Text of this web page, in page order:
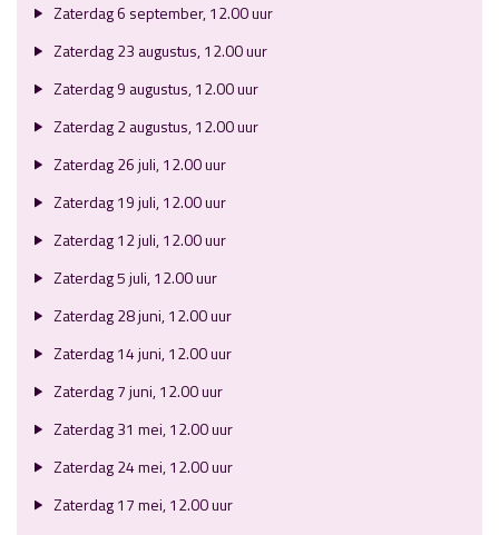
Zaterdag 6 september, 12.00 uur
Zaterdag 23 augustus, 12.00 uur
Zaterdag 9 augustus, 12.00 uur
Zaterdag 2 augustus, 12.00 uur
Zaterdag 26 juli, 12.00 uur
Zaterdag 19 juli, 12.00 uur
Zaterdag 12 juli, 12.00 uur
Zaterdag 5 juli, 12.00 uur
Zaterdag 28 juni, 12.00 uur
Zaterdag 14 juni, 12.00 uur
Zaterdag 7 juni, 12.00 uur
Zaterdag 31 mei, 12.00 uur
Zaterdag 24 mei, 12.00 uur
Zaterdag 17 mei, 12.00 uur